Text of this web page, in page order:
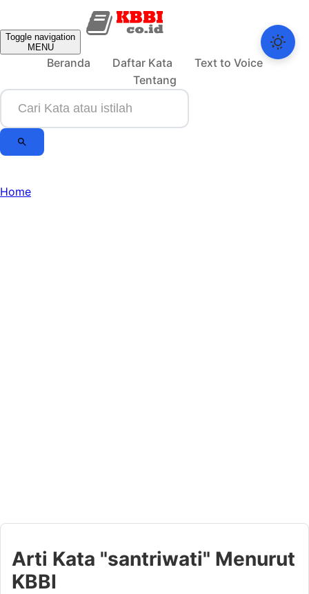
Toggle navigation
MENU
Beranda Daftar Kata
Text to Voice
Tentang
Home
Arti Kata "santriwati" Menurut
KBBI